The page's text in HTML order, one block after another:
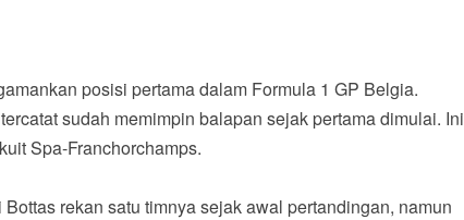
posisi pertama dalam Formula 1 GP Belgia.
sudah memimpin balapan sejak pertama dimulai. Ini
Spa-Franchorchamps.
rekan satu timnya sejak awal pertandingan, namun